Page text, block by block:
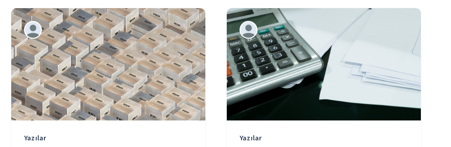
Yazılar Yazılar